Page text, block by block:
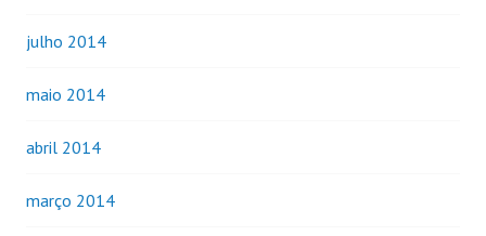
julho 2014
maio 2014
abril 2014
março 2014